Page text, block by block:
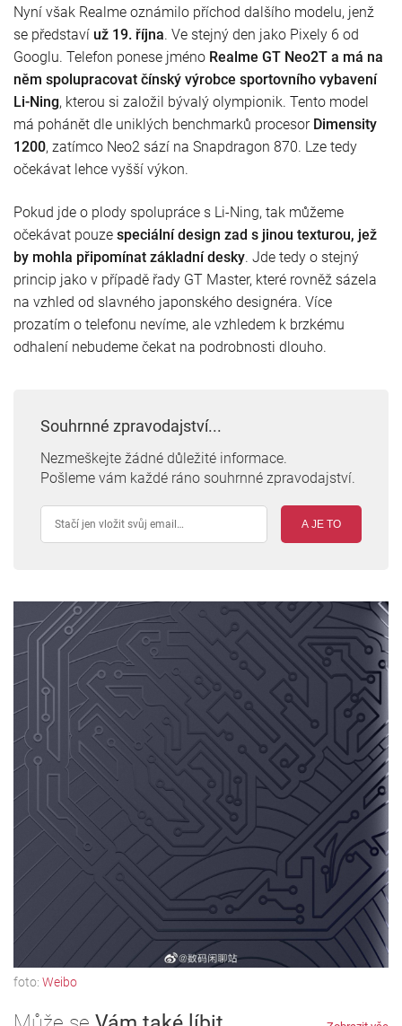
Nyní však Realme oznámilo příchod dalšího modelu, jenž
se představí už 19. října. Ve stejný den jako Pixely 6 od
Googlu. Telefon ponese jméno Realme GT Neo2T a má na
něm spolupracovat čínský výrobce sportovního vybavení
Li-Ning, kterou si založil bývalý olympionik. Tento model
má pohánět dle uniklých benchmarků procesor Dimensity
1200, zatímco Neo2 sází na Snapdragon 870. Lze tedy
očekávat lehce vyšší výkon.
Pokud jde o plody spolupráce s Li-Ning, tak můžeme
očekávat pouze speciální design zad s jinou texturou, jež
by mohla připomínat základní desky. Jde tedy o stejný
princip jako v případě řady GT Master, které rovněž sázela
na vzhled od slavného japonského designéra. Více
prozatím o telefonu nevíme, ale vzhledem k brzkému
odhalení nebudeme čekat na podrobnosti dlouho.
Souhrnné zpravodajství...
Nezmeškejte žádné důležité informace.
Pošleme vám každé ráno souhrnné zpravodajství.
A JE TO
foto: Weibo